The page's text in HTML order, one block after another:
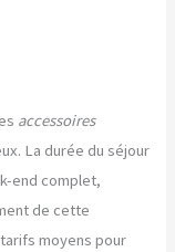
accessoires
La durée du séjour
end complet,
de cette
moyens pour